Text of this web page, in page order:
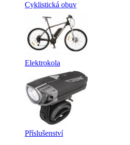
Cyklistická obuv
Elektrokola
Příslušenství